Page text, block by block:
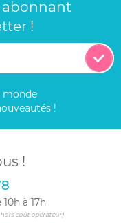
abonnant
!
monde
!
!
à 17h
hors coût opérateur)